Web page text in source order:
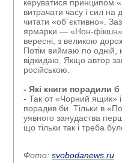
керуватися принципом
витрачати часу і сил на
читати «об´єктивно».
ярмарки — «Нон-фікшн»
вересні, з великою
Потім виймаю по одній,
відкидаю. Якщо автор
російською.
- Які книги порадили
- Так от «Чорний ящик» і
порадив би. Тільки в
уявного занудаства
що тільки так і треба
Фото: svobodanews.ru